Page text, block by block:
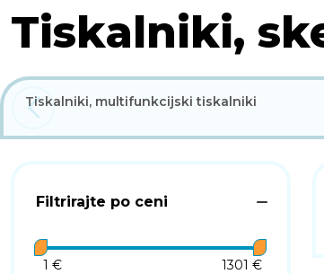
Tiskalniki,
Tiskalniki, multifunkcijski tiskalniki
Filtrirajte po ceni
1 € 1301 €